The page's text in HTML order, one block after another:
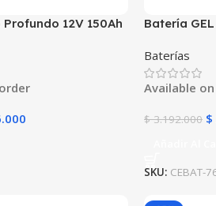
12V 150Ah
| Off-Grid
Batería
| Deep
Baterías
Available
$3.192.000 $
SKU: CEBAT-